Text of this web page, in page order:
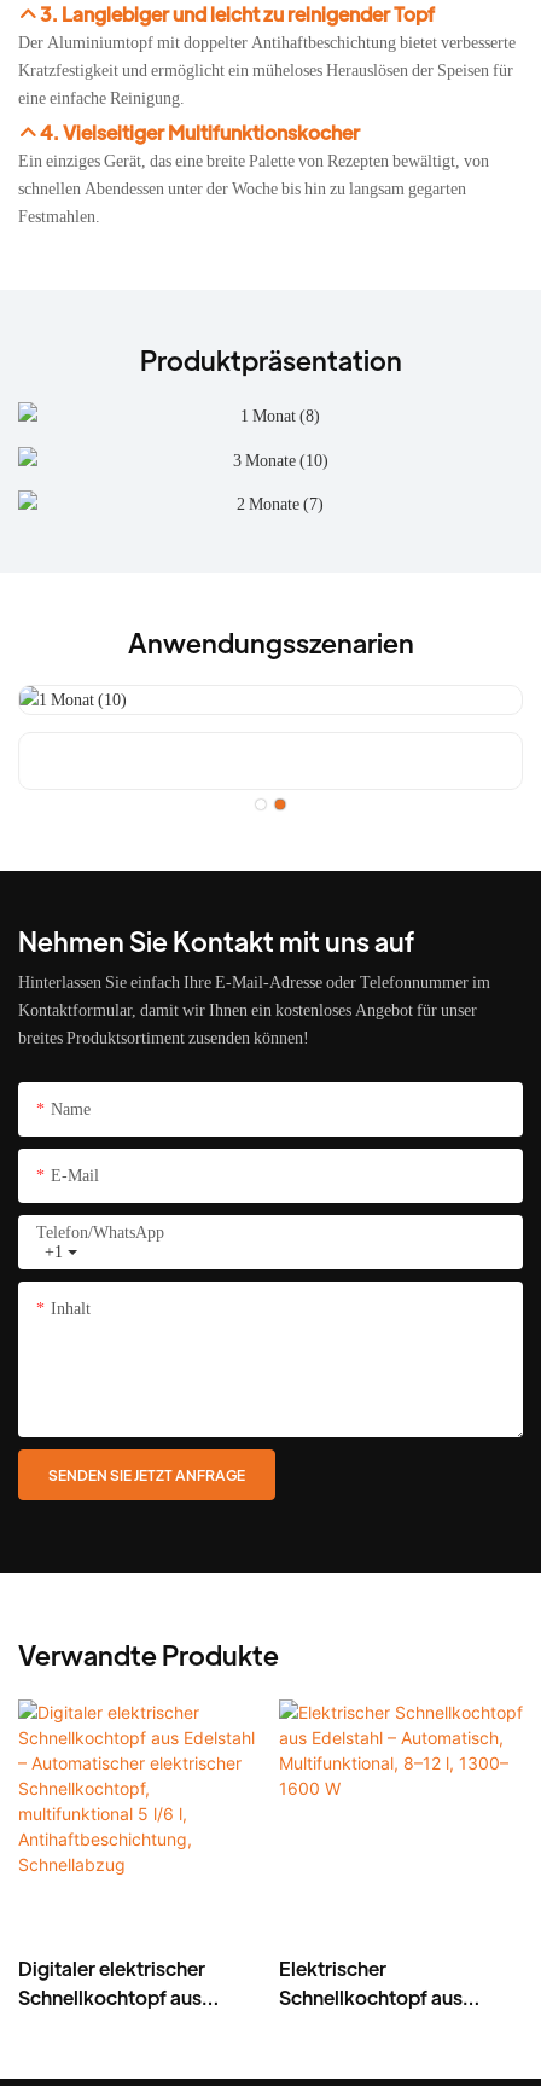
3. Langlebiger und leicht zu reinigender Topf
Der Aluminiumtopf mit doppelter Antihaftbeschichtung bietet verbesserte
Kratzfestigkeit und ermöglicht ein müheloses Herauslösen der Speisen für
eine einfache Reinigung.
4. Vielseitiger Multifunktionskocher
Ein einziges Gerät, das eine breite Palette von Rezepten bewältigt, von
schnellen Abendessen unter der Woche bis hin zu langsam gegarten
Festmahlen.
Produktpräsentation
Anwendungsszenarien
Nehmen Sie Kontakt mit uns auf
Hinterlassen Sie einfach Ihre E-Mail-Adresse oder Telefonnummer im
Kontaktformular, damit wir Ihnen ein kostenloses Angebot für unser
breites Produktsortiment zusenden können!
Name
E-Mail
+1
Telefon/WhatsApp
Inhalt
SENDEN SIE JETZT ANFRAGE
Verwandte Produkte
Digitaler elektrischer
Schnellkochtopf aus
Elektrischer
Schnellkochtopf aus